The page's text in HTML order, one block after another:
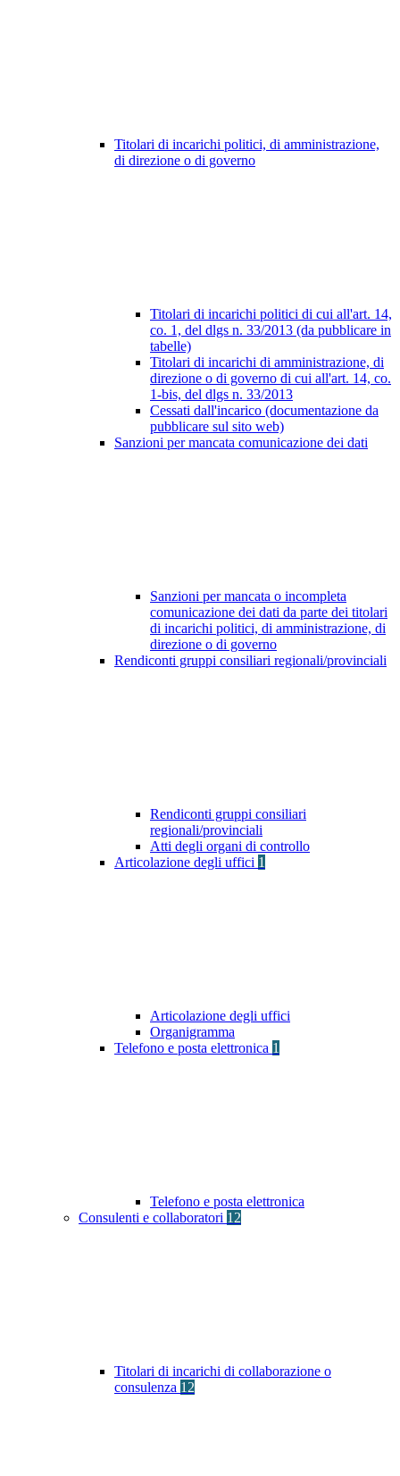
Titolari di incarichi politici, di amministrazione,
di direzione o di governo
Titolari di incarichi politici di cui all'art. 14,
co. 1, del dlgs n. 33/2013 (da pubblicare in
tabelle)
Titolari di incarichi di amministrazione, di
direzione o di governo di cui all'art. 14, co.
1-bis, del dlgs n. 33/2013
Cessati dall'incarico (documentazione da
pubblicare sul sito web)
Sanzioni per mancata comunicazione dei dati
Sanzioni per mancata o incompleta
comunicazione dei dati da parte dei titolari
di incarichi politici, di amministrazione, di
direzione o di governo
Rendiconti gruppi consiliari regionali/provinciali
Rendiconti gruppi consiliari
regionali/provinciali
Atti degli organi di controllo
Articolazione degli uffici 1
Articolazione degli uffici
Organigramma
Telefono e posta elettronica 1
Telefono e posta elettronica
Consulenti e collaboratori 12
Titolari di incarichi di collaborazione o
consulenza 12